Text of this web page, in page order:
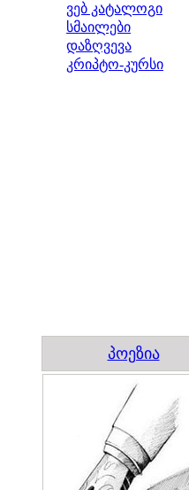
ვებ კატალოგი
სმაილები
დაზღვევა
კრიპტო-კურსი
პოეზია